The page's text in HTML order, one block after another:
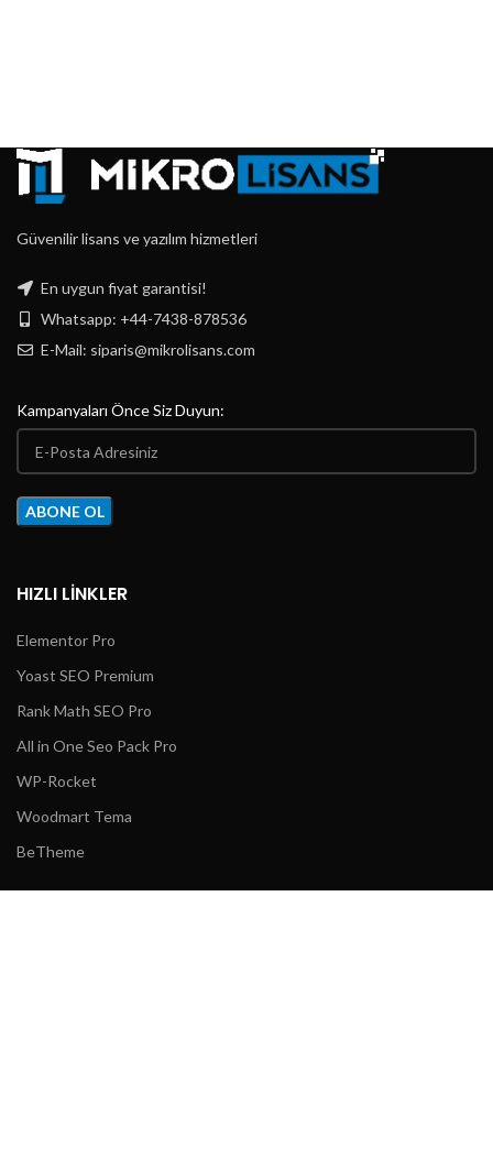
Güvenilir lisans ve yazılım hizmetleri
En uygun fiyat garantisi!
Whatsapp: +44-7438-878536
E-Mail: siparis@mikrolisans.com
Kampanyaları Önce Siz Duyun:
HIZLI LINKLER
Elementor Pro
Yoast SEO Premium
Rank Math SEO Pro
All in One Seo Pack Pro
WP-Rocket
Woodmart Tema
BeTheme